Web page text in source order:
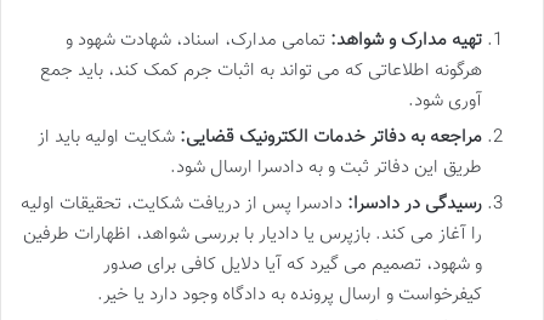
تهیه مدارک و شواهد: تمامی مدارک، اسناد، شهادت شهود و
هرگونه اطلاعاتی که می تواند به اثبات جرم کمک کند، باید جمع
آوری شود.
مراجعه به دفاتر خدمات الکترونیک قضایی: شکایت اولیه باید از
طریق این دفاتر ثبت و به دادسرا ارسال شود.
رسیدگی در دادسرا: دادسرا پس از دریافت شکایت، تحقیقات اولیه
را آغاز می کند. بازپرس یا دادیار با بررسی شواهد، اظهارات طرفین
و شهود، تصمیم می گیرد که آیا دلایل کافی برای صدور
کیفرخواست و ارسال پرونده به دادگاه وجود دارد یا خیر.